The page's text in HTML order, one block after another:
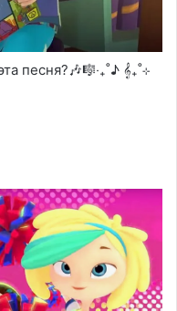
песня?🎶🎼‧₊˚♪ 𝄞₊˚⊹